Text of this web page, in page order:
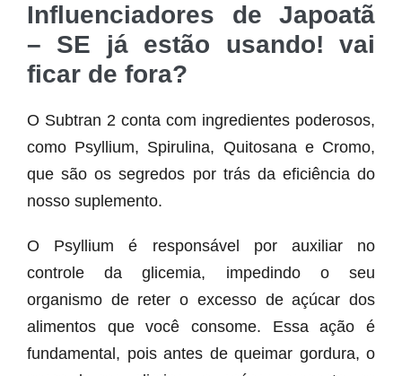
Influenciadores de Japoatã
– SE já estão usando! vai
ficar de fora?
O Subtran 2 conta com ingredientes poderosos,
como Psyllium, Spirulina, Quitosana e Cromo,
que são os segredos por trás da eficiência do
nosso suplemento.
O Psyllium é responsável por auxiliar no
controle da glicemia, impedindo o seu
organismo de reter o excesso de açúcar dos
alimentos que você consome. Essa ação é
fundamental, pois antes de queimar gordura, o